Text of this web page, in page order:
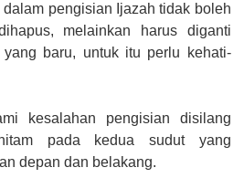
pengisian Ijazah tidak boleh
melainkan harus diganti
baru, untuk itu perlu kehati-
kesalahan pengisian disilang
pada kedua sudut yang
depan dan belakang.